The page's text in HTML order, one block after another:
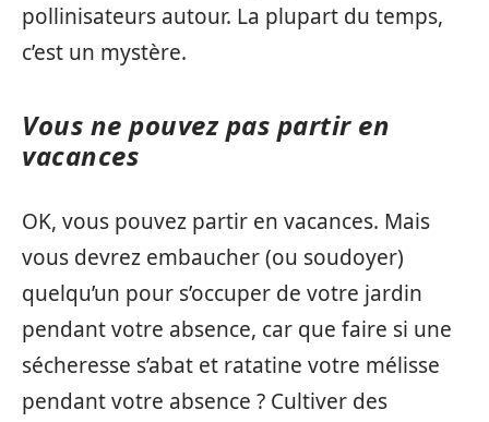
pollinisateurs autour. La plupart du temps,
c’est un mystère.
Vous ne pouvez pas partir en
vacances
OK, vous pouvez partir en vacances. Mais
vous devrez embaucher (ou soudoyer)
quelqu’un pour s’occuper de votre jardin
pendant votre absence, car que faire si une
sécheresse s’abat et ratatine votre mélisse
pendant votre absence ? Cultiver des